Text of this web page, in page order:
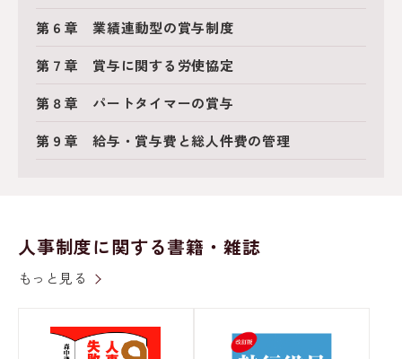
第６章 業績連動型の賞与制度
第７章 賞与に関する労使協定
第８章 パートタイマーの賞与
第９章 給与・賞与費と総人件費の管理
人事制度に関する書籍・雑誌
もっと見る